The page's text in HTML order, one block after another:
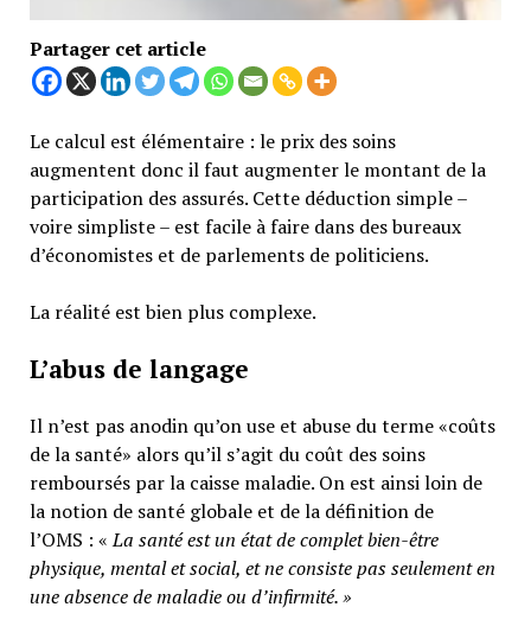
Partager cet article
Le calcul est élémentaire : le prix des soins
augmentent donc il faut augmenter le montant de la
participation des assurés. Cette déduction simple –
voire simpliste – est facile à faire dans des bureaux
d’économistes et de parlements de politiciens.
La réalité est bien plus complexe.
L’abus de langage
Il n’est pas anodin qu’on use et abuse du terme «coûts
de la santé» alors qu’il s’agit du coût des soins
remboursés par la caisse maladie. On est ainsi loin de
la notion de santé globale et de la définition de
l’OMS : «La santé est un état de complet bien-être
physique, mental et social, et ne consiste pas seulement en
une absence de maladie ou d’infirmité.»